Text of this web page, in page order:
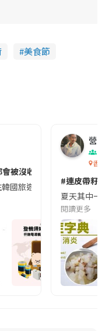
美食節
被沒收😱出發前切記檢查
韓國旅遊的民眾，近期要
營養
香港
#連皮帶籽
夏天其中一
閱讀更多